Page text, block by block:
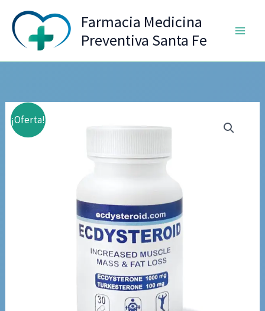
contenido
Farmacia Medicina
Preventiva Santa Fe
¡Oferta!